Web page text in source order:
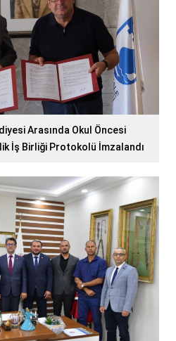
Arasında Okul Öncesi
İş Birliği Protokolü İmzalandı